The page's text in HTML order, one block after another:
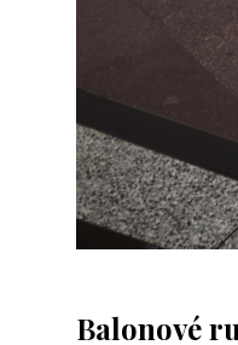
Balonové